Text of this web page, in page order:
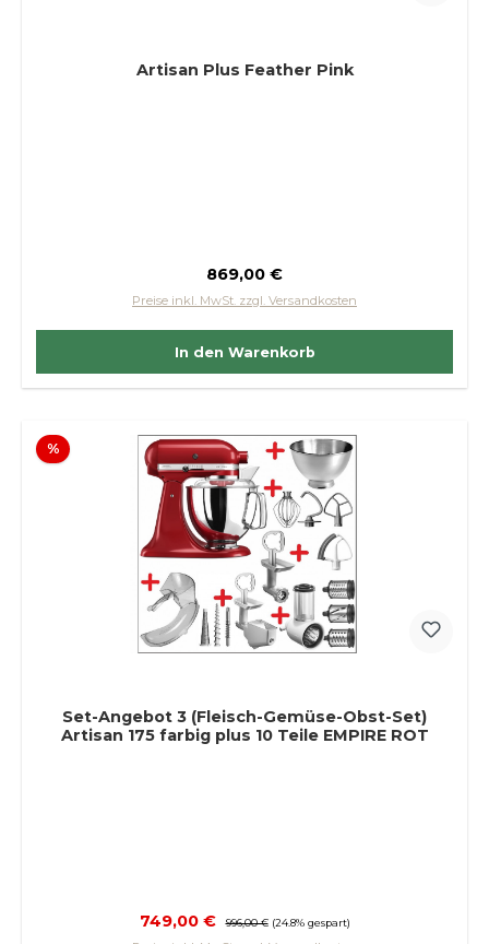
Artisan Plus Feather Pink
Regulärer Preis:
869,00 €
Preise inkl. MwSt. zzgl. Versandkosten
In den Warenkorb
%Rabatt
Set-Angebot 3 (Fleisch-Gemüse-Obst-Set)
Artisan 175 farbig plus 10 Teile EMPIRE ROT
Verkaufspreis:
749,00 € Regulärer Preis:
996,00 € (24.8% gespart)